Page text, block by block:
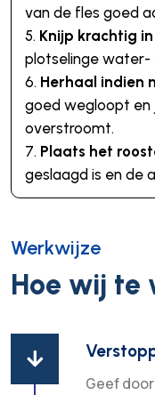
van de fles goed
Knijp krachtig
plotselinge water-
Herhaal indien
goed wegloopt en
overstroomt.
Plaats het
geslaagd is en de
Werkwijze
Hoe wij te

Geef